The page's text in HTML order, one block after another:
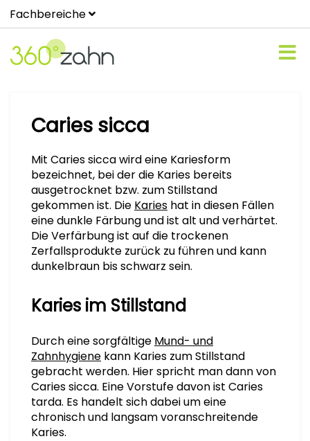
Fachbereiche
Caries sicca
Mit Caries sicca wird eine Kariesform
bezeichnet, bei der die Karies bereits
ausgetrocknet bzw. zum Stillstand
gekommen ist. Die Karies hat in diesen Fällen
eine dunkle Färbung und ist alt und verhärtet.
Die Verfärbung ist auf die trockenen
Zerfallsprodukte zurück zu führen und kann
dunkelbraun bis schwarz sein.
Karies im Stillstand
Durch eine sorgfältige Mund- und
Zahnhygiene kann Karies zum Stillstand
gebracht werden. Hier spricht man dann von
Caries sicca. Eine Vorstufe davon ist Caries
tarda. Es handelt sich dabei um eine
chronisch und langsam voranschreitende
Karies.